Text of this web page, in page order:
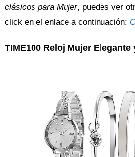
clásicos para Mujer, puedes ver
click en el enlace a continuación:
TIME100 Reloj Mujer Elegante